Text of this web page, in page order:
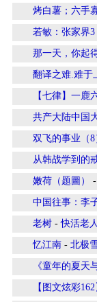
烤白薯；六手
若敏：张家界
那一天，你
翻译之难.难于
【七律】一鹿
共产大陆中国
双飞的事业（
从韩战学到的
嫩荷（题圖）
中国往事：李
老树 -快活老人
忆江南 - 北极
《童年的夏天
【图文炫彩